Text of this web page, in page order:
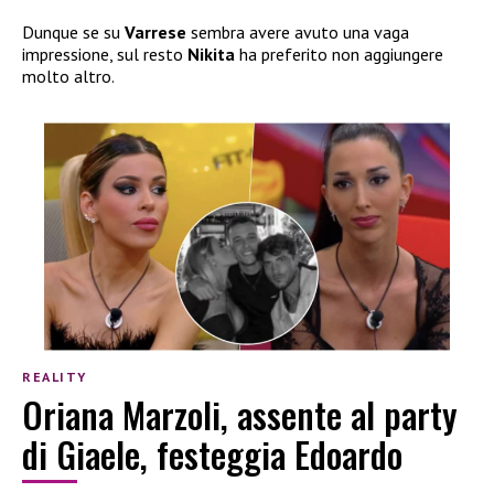
Dunque se su Varrese sembra avere avuto una vaga
impressione, sul resto Nikita ha preferito non aggiungere
molto altro.
REALITY
Oriana Marzoli, assente al party
di Giaele, festeggia Edoardo